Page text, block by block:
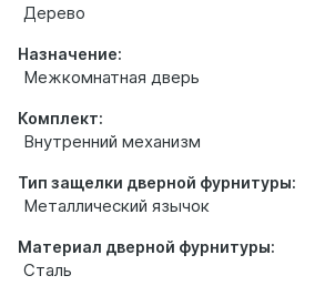
Дерево
Назначение:
Межкомнатная дверь
Комплект:
Внутренний механизм
Тип защелки дверной фурнитуры:
Металлический язычок
Материал дверной фурнитуры:
Сталь